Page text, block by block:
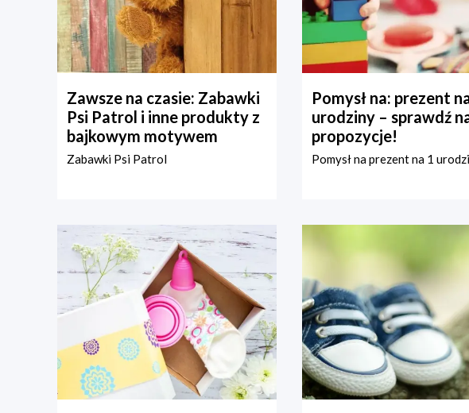
Zawsze na czasie: Zabawki
Psi Patrol i inne produkty z
bajkowym motywem
Zabawki Psi Patrol
Pomysł na: prezent
urodziny – sprawdź
propozycje!
Pomysł na prezent na 1